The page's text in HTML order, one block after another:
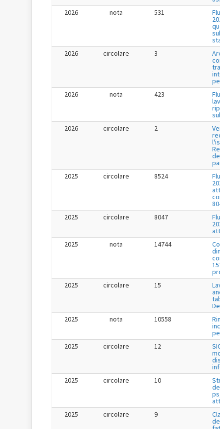
2026
nota 531
2026
circolare 3
2026
nota 423
2026
circolare 2
2025
circolare 8524
2025
circolare 8047
2025
nota 14744
2025
circolare 15
2025
nota 10558
2025
circolare 12
2025
circolare 10
2025
circolare 9